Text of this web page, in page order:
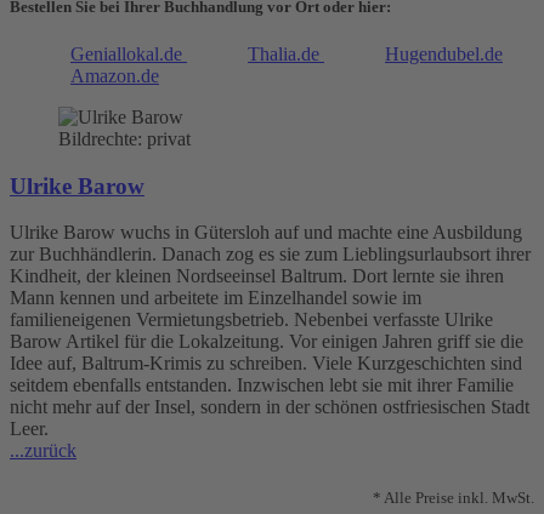
Bestellen Sie bei Ihrer Buchhandlung vor Ort oder hier:
Geniallokal.de Thalia.de
Hugendubel.de
Amazon.de
Bildrechte: privat
Ulrike Barow
Ulrike Barow wuchs in Gütersloh auf und machte eine Ausbildung
zur Buchhändlerin. Danach zog es sie zum Lieblingsurlaubsort ihrer
Kindheit, der kleinen Nordseeinsel Baltrum. Dort lernte sie ihren
Mann kennen und arbeitete im Einzelhandel sowie im
familieneigenen Vermietungsbetrieb. Nebenbei verfasste Ulrike
Barow Artikel für die Lokalzeitung. Vor einigen Jahren griff sie die
Idee auf, Baltrum-Krimis zu schreiben. Viele Kurzgeschichten sind
seitdem ebenfalls entstanden. Inzwischen lebt sie mit ihrer Familie
nicht mehr auf der Insel, sondern in der schönen ostfriesischen Stadt
Leer.
...zurück
* Alle Preise inkl. MwSt.